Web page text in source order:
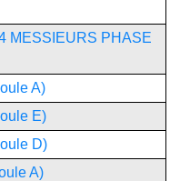
MESSIEURS PHASE
A)
E)
D)
A)